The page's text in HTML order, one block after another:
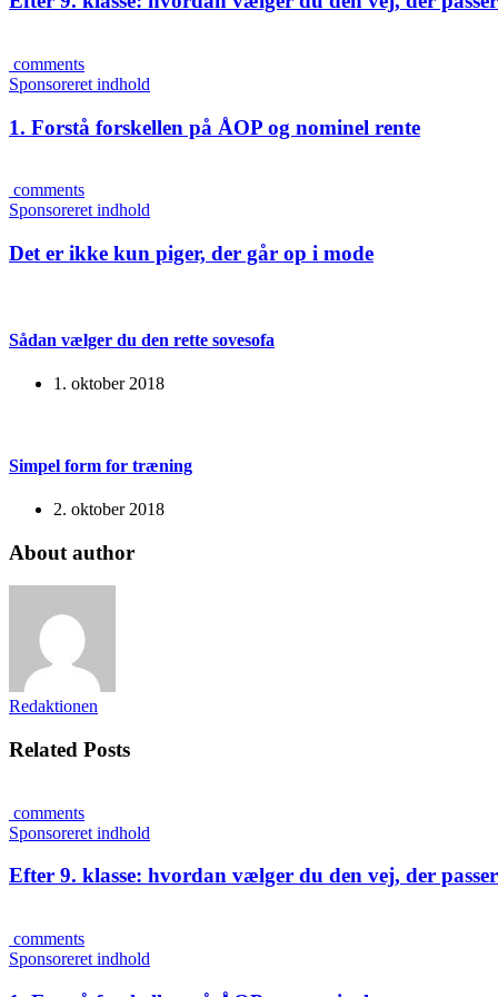
comments
Sponsoreret indhold
1. Forstå forskellen på ÅOP og nominel rente
comments
Sponsoreret indhold
Det er ikke kun piger, der går op i mode
Sådan vælger du den rette sovesofa
1. oktober 2018
Simpel form for træning
2. oktober 2018
About author
Redaktionen
Related Posts
comments
Sponsoreret indhold
Efter 9. klasse: hvordan vælger du den vej, der
comments
Sponsoreret indhold